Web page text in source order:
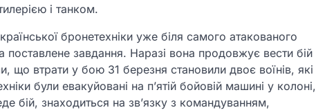
і танком.
бронетехніки уже біля самого атакованого
завдання. Наразі вона продовжує вести бій
що втрати у бою 31 березня становили двоє воїнів, які
були евакуйовані на п’ятій бойовій машині у колоні,
бій, знаходиться на зв’язку з командуванням,